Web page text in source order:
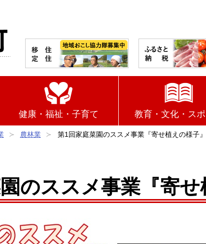
健康・福祉・子育て 教育・文化・ス
農林業 第1回家庭菜園のススメ事業『寄せ植えの様子』
のススメ事業『寄せ